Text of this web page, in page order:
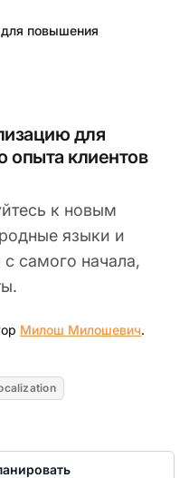
повышения
для
опыта клиентов
к новым
языки и
самого начала,
Милош Милошевич.